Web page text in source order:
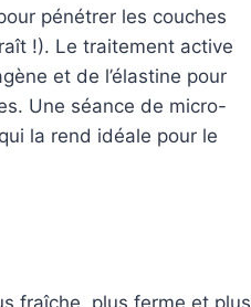
pénétrer les couches
!). Le traitement active
et de l’élastine pour
Une séance de micro-
la rend idéale pour le
fraîche, plus ferme et plus